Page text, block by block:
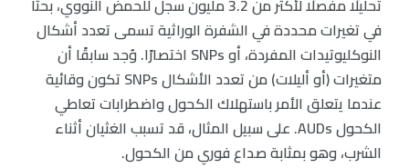
تحليلًا مفصلًا لأكثر من 3.2 مليون سجل للحمض النووي، بحثًا
في تغيرات محددة في الشفرة الوراثية تسمى تعدد أشكال
النوكليوتيدات المفردة، أو SNPs اختصارًا. وُجد سابقًا أن
متغيرات (أو أليلات) من تعدد الأشكال SNPs تكون وقائية
عندما يتعلق الأمر باستهلاك الكحول واضطرابات تعاطي
الكحول AUDs. على سبيل المثال، قد تسبب الغثيان أثناء
الشرب، وهو بمثابة صداع فوري من الكحول.